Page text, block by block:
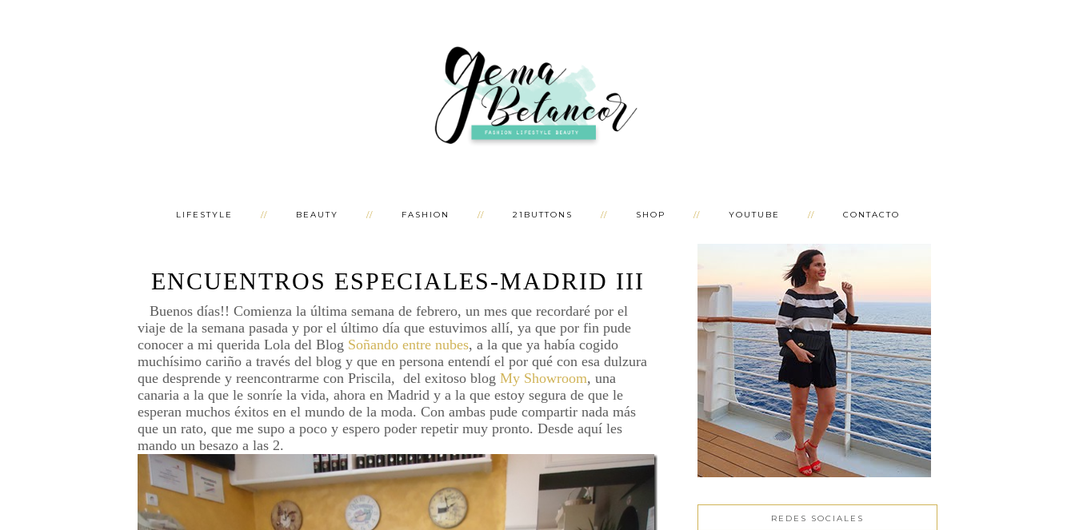
LIFESTYLE BEAUTY FASHION 21BUTTONS SHOP YOUTUBE CONTACTO
ENCUENTROS ESPECIALES-MADRID III
Buenos días!! Comienza la última semana de febrero, un mes que recordaré por el
viaje de la semana pasada y por el último día que estuvimos allí, ya que por fin pude
conocer a mi querida Lola del Blog Soñando entre nubes, a la que ya había cogido
muchísimo cariño a través del blog y que en persona entendí el por qué con esa dulzura
que desprende y reencontrarme con Priscila, del exitoso blog My Showroom, una
canaria a la que le sonríe la vida, ahora en Madrid y a la que estoy segura de que le
esperan muchos éxitos en el mundo de la moda. Con ambas pude compartir nada más
que un rato, que me supo a poco y espero poder repetir muy pronto. Desde aquí les
mando un besazo a las 2.
REDES SOCIALES